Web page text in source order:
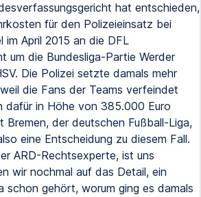
hat entschieden,
für den Polizeieinsatz bei
im April 2015 an die DFL
um die Bundesliga-Partie Werder
Die Polizei setzte damals mehr
die Fans der Teams verfeindet
dafür in Höhe von 385.000 Euro
der deutschen Fußball-Liga,
eine Entscheidung zu diesem Fall.
ARD-Rechtsexperte, ist uns
wir nochmal auf das Detail, ein
schon gehört, worum ging es damals